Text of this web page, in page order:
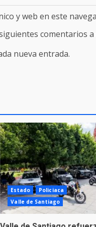
y web en este
comentarios
nueva entrada.
Estado
Policiaca
Valle de Santiago